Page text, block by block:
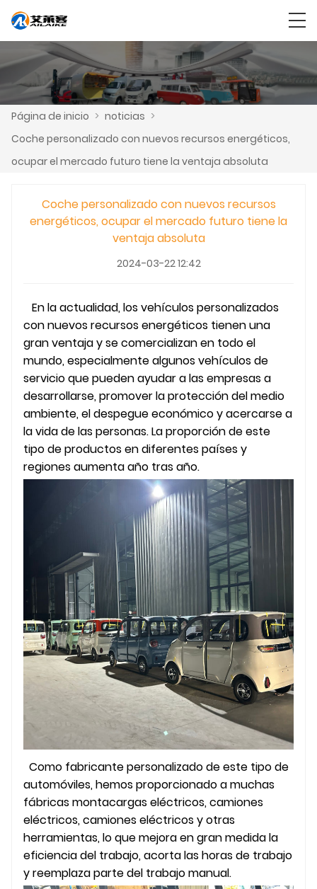
Página de inicio > noticias >
Coche personalizado con nuevos recursos energéticos,
ocupar el mercado futuro tiene la ventaja absoluta
Coche personalizado con nuevos recursos
energéticos, ocupar el mercado futuro tiene la
ventaja absoluta
2024-03-22 12:42
En la actualidad, los vehículos personalizados
con nuevos recursos energéticos tienen una
gran ventaja y se comercializan en todo el
mundo, especialmente algunos vehículos de
servicio que pueden ayudar a las empresas a
desarrollarse, promover la protección del medio
ambiente, el despegue económico y acercarse a
la vida de las personas. La proporción de este
tipo de productos en diferentes países y
regiones aumenta año tras año.
Como fabricante personalizado de este tipo de
automóviles, hemos proporcionado a muchas
fábricas montacargas eléctricos, camiones
eléctricos, camiones eléctricos y otras
herramientas, lo que mejora en gran medida la
eficiencia del trabajo, acorta las horas de trabajo
y reemplaza parte del trabajo manual.